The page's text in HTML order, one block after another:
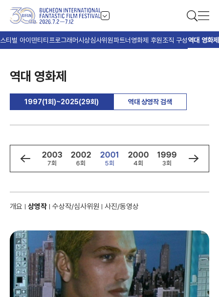
티벌 아이덴티티 프로그래머시상심사위원파트너 영화제 후원조직 구성역대 영화제
역대 영화제
1997(1회)~2025(29회) 역대 상영작 검색
2004
8회
2003
7회
2002
6회
2001
5회
2000
4회
1999
3회
1998
2회
개요 상영작 수상작/심사위원 사진/동영상